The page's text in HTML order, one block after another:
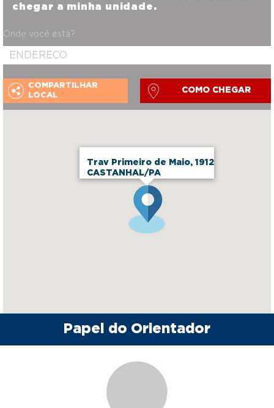
Trav Primeiro de Maio, 1912
CASTANHAL/PA
chegar a minha unidade.
Onde você está?
COMPARTILHAR
LOCAL
COMO CHEGAR
Papel do Orientador